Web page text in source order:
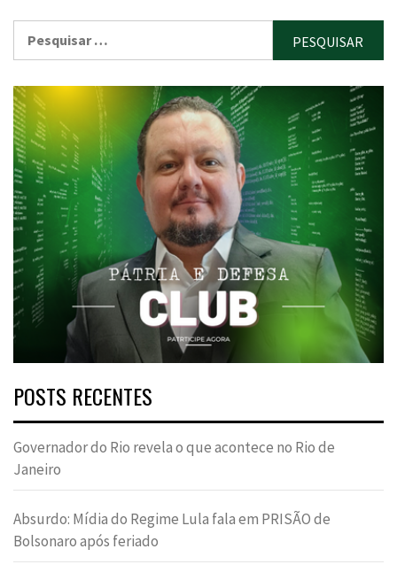
por:
POSTS RECENTES
Governador do Rio revela o que acontece no Rio de
Janeiro
Absurdo: Mídia do Regime Lula fala em PRISÃO de
Bolsonaro após feriado